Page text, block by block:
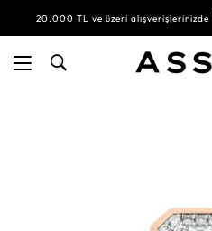
20.000 TL ve üzeri alışverişlerinizde